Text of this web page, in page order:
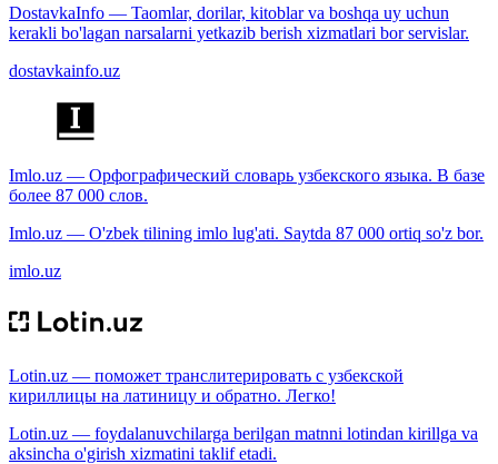
DostavkaInfo — Taomlar, dorilar, kitoblar va boshqa uy uchun
kerakli bo'lagan narsalarni yetkazib berish xizmatlari bor servislar.
dostavkainfo.uz
Imlo.uz — Орфографический словарь узбекского языка. В базе
более 87 000 слов.
Imlo.uz — O'zbek tilining imlo lug'ati. Saytda 87 000 ortiq so'z bor.
imlo.uz
Lotin.uz — поможет транслитерировать с узбекской
кириллицы на латиницу и обратно. Легко!
Lotin.uz — foydalanuvchilarga berilgan matnni lotindan kirillga va
aksincha o'girish xizmatini taklif etadi.